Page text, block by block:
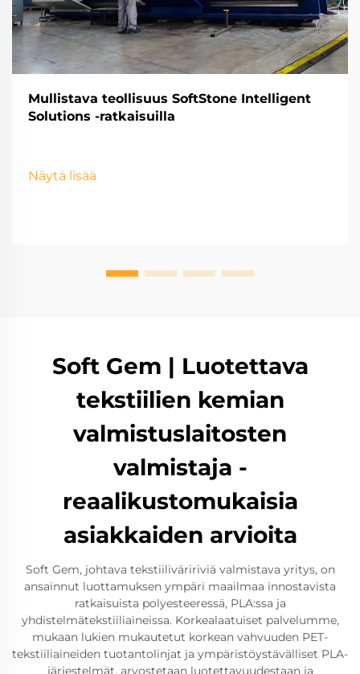
Mullistava teollisuus SoftStone Intelligent
Solutions -ratkaisuilla
Näytä lisää
Soft Gem | Luotettava
tekstiilien kemian
valmistuslaitosten
valmistaja -
reaalikustomukaisia
asiakkaiden arvioita
Soft Gem, johtava tekstiiliväririviä valmistava yritys, on
ansainnut luottamuksen ympäri maailmaa innostavista
ratkaisuista polyesteeressä, PLA:ssa ja
yhdistelmätekstiiliaineissa. Korkealaatuiset palvelumme,
mukaan lukien mukautetut korkean vahvuuden PET-
tekstiiliaineiden tuotantolinjat ja ympäristöystävälliset PLA-
järjestelmät, arvostetaan luotettavuudestaan ja